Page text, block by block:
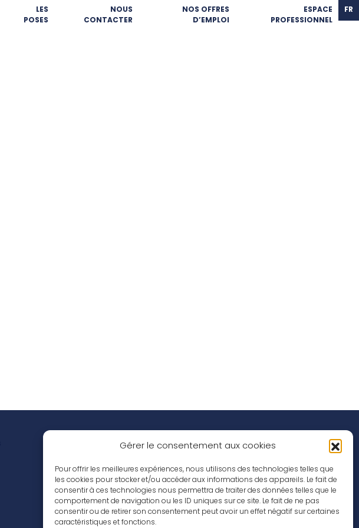
Gérer le consentement aux cookies
Pour offrir les meilleures expériences, nous utilisons des technologies telles que
les cookies pour stocker et/ou accéder aux informations des appareils. Le fait de
consentir à ces technologies nous permettra de traiter des données telles que le
comportement de navigation ou les ID uniques sur ce site. Le fait de ne pas
consentir ou de retirer son consentement peut avoir un effet négatif sur certaines
caractéristiques et fonctions.
LES
POSES
NOUS
CONTACTER
NOS OFFRES
D’EMPLOI
ESPACE
PROFESSIONNEL
FR
Nos inspirations